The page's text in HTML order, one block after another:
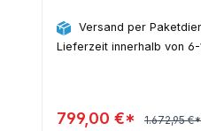
Versand per
Lieferzeit innerhalb von
799,00 €* 1.672,95 €*